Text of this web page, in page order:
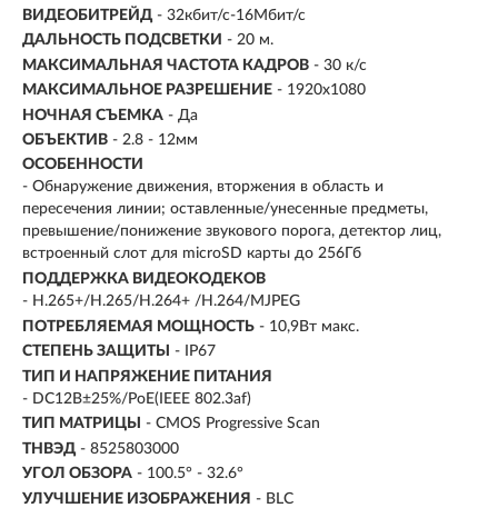
ВИДЕОБИТРЕЙД - 32кбит/с-16Мбит/с
ДАЛЬНОСТЬ ПОДСВЕТКИ - 20 м.
МАКСИМАЛЬНАЯ ЧАСТОТА КАДРОВ - 30 к/с
МАКСИМАЛЬНОЕ РАЗРЕШЕНИЕ - 1920х1080
НОЧНАЯ СЪЕМКА - Да
ОБЪЕКТИВ - 2.8 - 12мм
ОСОБЕННОСТИ
- Обнаружение движения, вторжения в область и
пересечения линии; оставленные/унесенные предметы,
превышение/понижение звукового порога, детектор лиц,
встроенный слот для microSD карты до 256Гб
ПОДДЕРЖКА ВИДЕОКОДЕКОВ
- H.265+/H.265/H.264+ /H.264/MJPEG
ПОТРЕБЛЯЕМАЯ МОЩНОСТЬ - 10,9Вт макс.
СТЕПЕНЬ ЗАЩИТЫ
- IP67
ТИП И НАПРЯЖЕНИЕ ПИТАНИЯ
- DC12В±25%/PoE(IEEE 802.3af)
ТИП МАТРИЦЫ
- CMOS Progressive Scan
ТНВЭД - 8525803000
УГОЛ ОБЗОРА - 100.5° - 32.6°
УЛУЧШЕНИЕ ИЗОБРАЖЕНИЯ - BLC